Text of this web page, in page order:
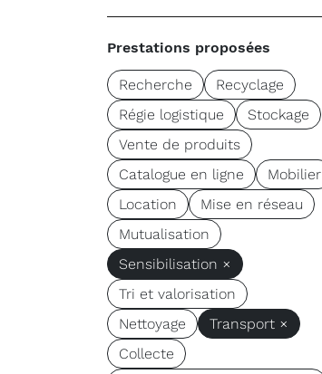
Prestations proposées
Recherche
Recyclage
Régie logistique
Stockage
Vente de produits
Catalogue en ligne
Mobilier
Location
Mise en réseau
Mutualisation
Sensibilisation ×
Tri et valorisation
Nettoyage
Transport ×
Collecte